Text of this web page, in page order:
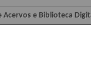
Acervos e Biblioteca